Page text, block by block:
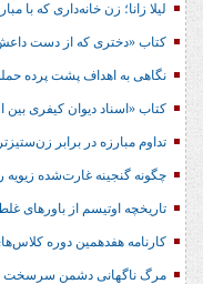
لیلا زانا؛ زن خانه‌داری که با
کتاب «دختری که از دست داعش
نگاهی به اهداف پشت پرده
کتاب «اسناد دیوان کیفری بین
تداوم مبارزه در برابر
چگونه گنجینه غارت‌شده زیویه
تاریخچه اوتیسم از باورهای
کارنامه هفدهمین دوره
مرگ ناگهانی دشمن سرسخت